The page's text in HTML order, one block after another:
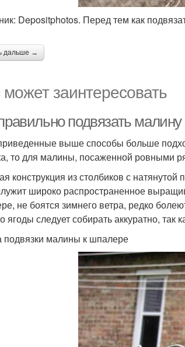
Depositphotos. Перед тем как
дальше →
заинтересовать
подвязать
выше способы больше
то для малины, посаженной ровными
конструкция из столбиков с
широко распространенное
не боятся зимнего ветра, редко
ягоды следует собирать аккуратно, так
малины к шпалере